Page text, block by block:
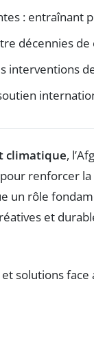
: entraînant
décennies
interventions
climatique,
renforcer la
un rôle
et